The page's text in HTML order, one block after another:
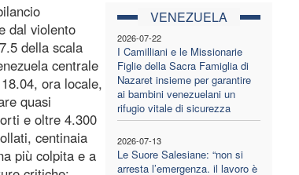
VENEZUELA
2026-07-22
I Camilliani e le Missionarie
Figlie della Sacra Famiglia di
Nazaret insieme per garantire
ai bambini venezuelani un
rifugio vitale di sicurezza
2026-07-13
Le Suore Salesiane: “non si
arresta l’emergenza. il lavoro è
dal violento
della scala
centrale
ora locale,
quasi
e oltre 4.300
centinaia
più colpita e a